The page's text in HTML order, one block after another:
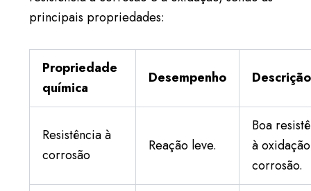
principais propriedades:
Propriedade
química
Desempenho Descrição
Resistência à
corrosão
Reação leve.
Boa
à
corrosão.